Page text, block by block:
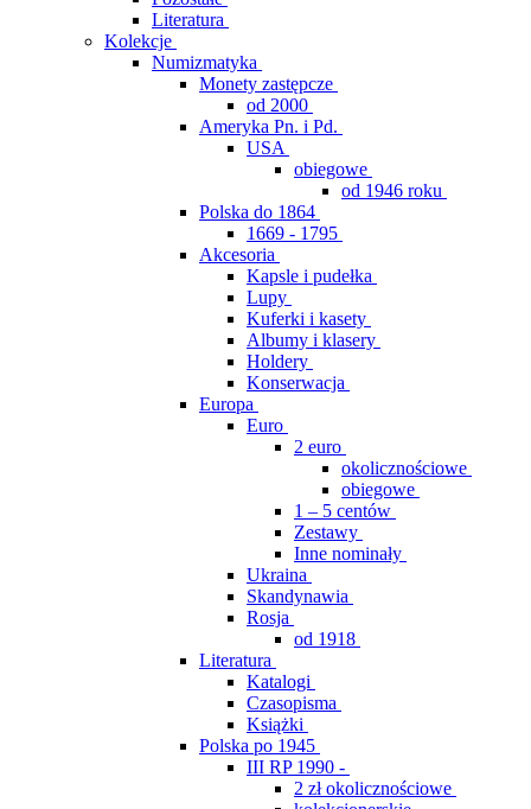
Literatura
Kolekcje
Numizmatyka
Monety zastępcze
od 2000
Ameryka Pn. i Pd.
USA
obiegowe
od 1946 roku
Polska do 1864
1669 - 1795
Akcesoria
Kapsle i pudełka
Lupy
Kuferki i kasety
Albumy i klasery
Holdery
Konserwacja
Europa
Euro
2 euro
okolicznościowe
obiegowe
1 – 5 centów
Zestawy
Inne nominały
Ukraina
Skandynawia
Rosja
od 1918
Literatura
Katalogi
Czasopisma
Książki
Polska po 1945
III RP 1990 -
2 zł okolicznościowe